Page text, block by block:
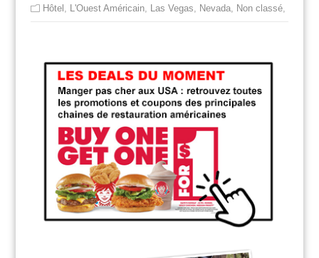
Hôtel L'Ouest Américain, Las Vegas Nevada, Non classé,